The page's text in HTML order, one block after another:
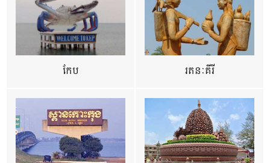
កែប រតនៈគីរី